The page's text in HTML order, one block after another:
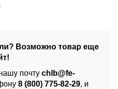
Возможно товар еще
почту chlb@fe-
8 (800) 775-82-29, и